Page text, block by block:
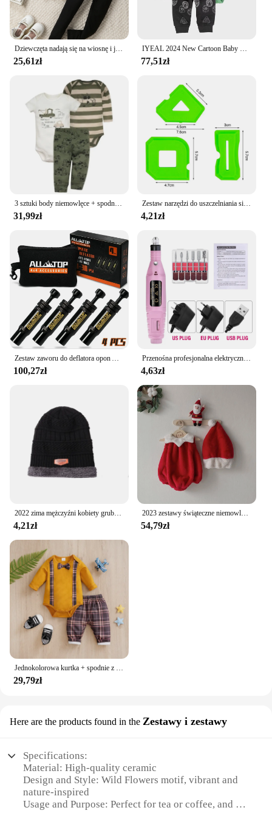
Dziewczęta nadają się na wiosnę i jesień, eleganckie i damskie piersi w kropki z przodu w kształcie parasola, długi top koszulowy + rajstopy + trzyczęściowy zestaw z paskiem
25,61zł
IYEAL 2024 New Cartoon Baby Fashion Children Newborn Sets for Baby Boy Girl Clothes Cotton Tops Jacket + Bodysuits + Pants 3PCS
77,51zł
3 sztuki body niemowlęce + spodnie bawełniane ubrania dla noworodka chłopięcy letnie zestawy ubranie dla dziewczynki z motyli 0-24
31,99zł
Zestaw narzędzi do uszczelniania silikonu rozpórka uszczelniacza łopatka skrobak do płytek okiennych usuwanie krawędzi narzędzia budowlane w kuchni
4,21zł
Zestaw zaworu do deflatora opon Auto-Stop (10-30 PSI) 4 PCS Przykręcane narzędzie do opon Pojazdy Motocykl Offroad 4x4 Zestaw narzędzi do opon
100,27zł
Przenośna profesjonalna elektryczna wiertarka do paznokci Narzędzia do manicure Zestaw wierteł do pedicure Rodzinny pilnik do paznokci Sprzęt do wiercenia paznokci
4,63zł
2022 zima mężczyźni kobiety gruba czapka typu Beanie czapka z dzianiny czapka zimowa czapka damska wełna szalik czapka kominiarka kapelusiki dziecięce zestaw
4,21zł
2023 zestawy świąteczne niemowlęce pluszowe ciepłe dziecięce pajacyki z czapką jesienną ubranka niemowlęce na zimę niemowlę pnącze śliczny dziecięcy kombinezon
54,79zł
Jednokolorowa kurtka + spodnie z nadrukiem w kratę z długim rękawem, bawełniany zestaw modowy, 0-18 miesięcy Noworodek chłopiec Wiosna i jesień Okrągły dekolt
29,79zł
Here are the products found in the Zestawy i zestawy
Specifications:
Material: High-quality ceramic
Design and Style: Wild Flowers motif, vibrant and
nature-inspired
Usage and Purpose: Perfect for tea or coffee, and as